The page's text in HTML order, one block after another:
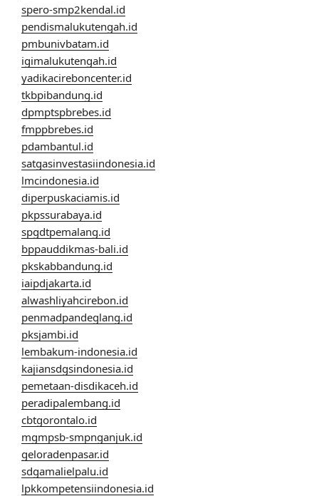
spero-smp2kendal.id
pendismalukutengah.id
pmbunivbatam.id
igimalukutengah.id
yadikacireboncenter.id
tkbpibandung.id
dpmptspbrebes.id
fmppbrebes.id
pdambantul.id
satgasinvestasiindonesia.id
lmcindonesia.id
diperpuskaciamis.id
pkpssurabaya.id
spgdtpemalang.id
bppauddikmas-bali.id
pkskabbandung.id
iaipdjakarta.id
alwashliyahcirebon.id
penmadpandeglang.id
pksjambi.id
lembakum-indonesia.id
kajiansdgsindonesia.id
pemetaan-disdikaceh.id
peradipalembang.id
cbtgorontalo.id
mgmpsb-smpnganjuk.id
geloradenpasar.id
sdgamalielpalu.id
lpkkompetensiindonesia.id